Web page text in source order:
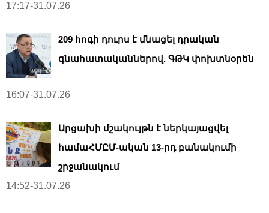
17:17-31.07.26
209 հոգի դուրս է մնացել դրական
գնահատականներով. ԳԹԿ փոխտնօրեն
16:07-31.07.26
Արցախի մշակույթն է ներկայացվել
համաՀՄԸՄ-ական 13-րդ բանակումի
շրջանակում
14:52-31.07.26